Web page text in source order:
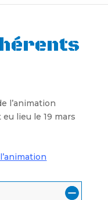
l’animation
lieu le 19 mars